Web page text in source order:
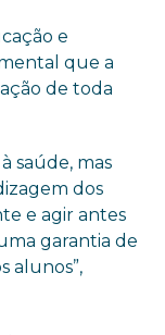
e
que a
de toda
saúde, mas
dos
e agir antes
garantia de
alunos”,